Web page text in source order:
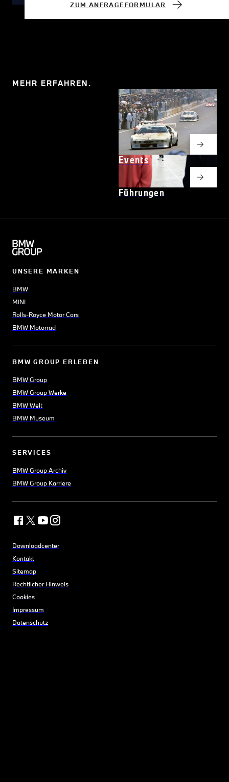
ZUM ANFRAGEFORMULAR
MEHR ERFAHREN.
Führungen
Events
UNSERE MARKEN
BMW
MINI
Rolls-Royce Motor Cars
BMW Motorrad
BMW GROUP ERLEBEN
BMW Group
BMW Group Werke
BMW Welt
BMW Museum
SERVICES
BMW Group Archiv
BMW Group Karriere
Downloadcenter
Kontakt
Sitemap
Rechtlicher Hinweis
Cookies
Impressum
Datenschutz